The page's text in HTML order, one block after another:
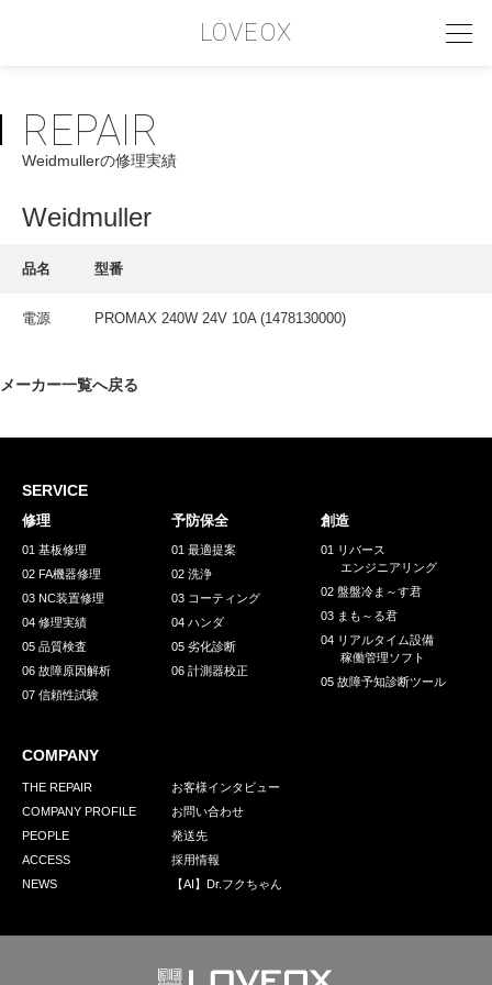
LOVEOX
PHILOSOPHY
フィロソフィー
COMPANY PROFILE
INTERVIEW
採用情報
GREEN CHALLENGE
環境への取り組み
お問い合わせ 発送先
REPAIR
Weidmullerの修理実績
Weidmuller
品名 型番
電源 PROMAX 240W 24V 10A (1478130000)
メーカー一覧へ戻る
SERVICE
修理
01 基板修理
02 FA機器修理
03 NC装置修理
04 修理実績
05 品質検査
06 故障原因解析
07 信頼性試験
予防保全
01 最適提案
02 洗浄
03 コーティング
04 ハンダ
05 劣化診断
06 計測器校正
創造
01 リバース
エンジニアリング
02 盤盤冷ま～す君
03 まも～る君
04 リアルタイム設備
稼働管理ソフト
05 故障予知診断ツール
COMPANY
THE REPAIR
COMPANY PROFILE
PEOPLE
ACCESS
NEWS
お客様インタビュー
お問い合わせ
発送先
採用情報
【AI】Dr.フクちゃん